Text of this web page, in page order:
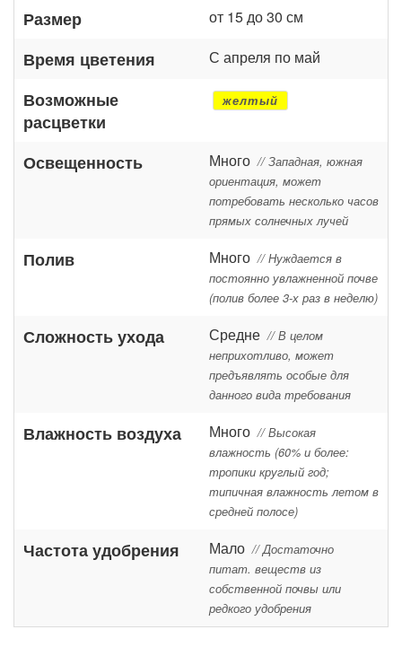
Размер от 15 до 30 см
Время цветения С апреля по май
Возможные
расцветки
желтый
Освещенность Много // Западная, южная
ориентация, может
потребовать несколько часов
прямых солнечных лучей
Полив Много // Нуждается в
постоянно увлажненной почве
(полив более 3-х раз в неделю)
Сложность ухода Средне // В целом
неприхотливо, может
предъявлять особые для
данного вида требования
Влажность воздуха Много // Высокая
влажность (60% и более:
тропики круглый год;
типичная влажность летом в
средней полосе)
Частота удобрения Мало // Достаточно
питат. веществ из
собственной почвы или
редкого удобрения